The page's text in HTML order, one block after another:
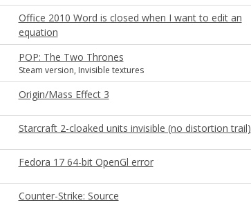
Office 2010 Word is closed when I want to edit an
equation
POP: The Two Thrones
Steam version, Invisible textures
Origin/Mass Effect 3
Starcraft 2-cloaked units invisible (no distortion trail)
Fedora 17 64-bit OpenGl error
Counter-Strike: Source